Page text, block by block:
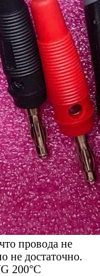
провода не
не достаточно.
200°C